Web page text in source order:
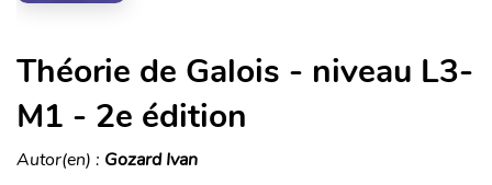
Théorie de Galois - niveau L3-
M1 - 2e édition
Autor(en) : Gozard Ivan